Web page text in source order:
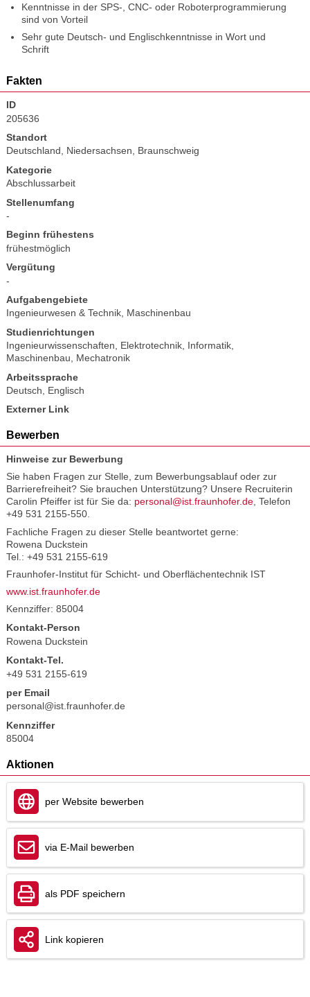
Kenntnisse in der SPS-, CNC- oder Roboterprogrammierung
sind von Vorteil
Sehr gute Deutsch- und Englischkenntnisse in Wort und
Schrift
Fakten
ID
205636
Standort
Deutschland, Niedersachsen, Braunschweig
Kategorie
Abschlussarbeit
Stellenumfang
-
Beginn frühestens
frühestmöglich
Vergütung
-
Aufgabengebiete
Ingenieurwesen & Technik, Maschinenbau
Studienrichtungen
Ingenieurwissenschaften, Elektrotechnik, Informatik,
Maschinenbau, Mechatronik
Arbeitssprache
Deutsch
Englisch
Externer Link
Bewerben
Hinweise zur Bewerbung
Sie haben Fragen zur Stelle, zum Bewerbungsablauf oder zur
Barrierefreiheit? Sie brauchen Unterstützung? Unsere Recruiterin
Carolin Pfeiffer ist für Sie da: personal@ist.fraunhofer.de, Telefon
+49 531 2155-550.
Fachliche Fragen zu dieser Stelle beantwortet gerne:
Rowena Duckstein
Tel.: +49 531 2155-619
Fraunhofer-Institut für Schicht- und Oberflächentechnik IST
www.ist.fraunhofer.de
Kennziffer: 85004
Kontakt-Person
Rowena Duckstein
Kontakt-Tel.
+49 531 2155-619
per Email
personal@ist.fraunhofer.de
Kennziffer
85004
Aktionen
per Website bewerben
via E-Mail bewerben
als PDF speichern
Link kopieren